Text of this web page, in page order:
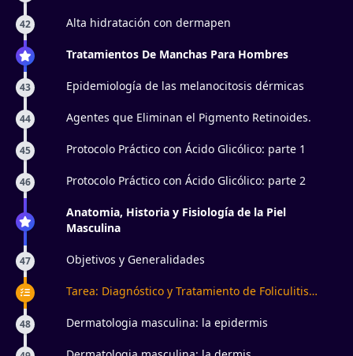
42 Alta hidratación con dermapen
Tratamientos De Manchas Para Hombres
43 Epidemiología de las melanocitosis dérmicas
44 Agentes que Eliminan el Pigmento Retinoides.
45 Protocolo Práctico con Ácido Glicólico: parte 1
46 Protocolo Práctico con Ácido Glicólico: parte 2
Anatomia, Historia y Fisiología de la Piel
Masculina
47 Objetivos y Generalidades
Tarea: Diagnóstico y Tratamiento de Foliculitis
48 Dermatologia masculina: la epidermis